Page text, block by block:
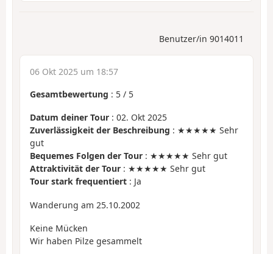
Benutzer/in 9014011
06 Okt 2025 um 18:57
Gesamtbewertung : 5 / 5
Datum deiner Tour : 02. Okt 2025
Zuverlässigkeit der Beschreibung : ★★★★★ Sehr
gut
Bequemes Folgen der Tour : ★★★★★ Sehr gut
Attraktivität der Tour : ★★★★★ Sehr gut
Tour stark frequentiert : Ja
Wanderung am 25.10.2002
Keine Mücken
Wir haben Pilze gesammelt